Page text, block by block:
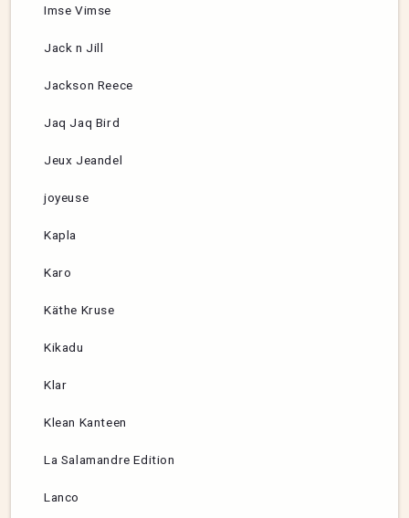
Imse Vimse
Jack n Jill
Jackson Reece
Jaq Jaq Bird
Jeux Jeandel
joyeuse
Kapla
Karo
Käthe Kruse
Kikadu
Klar
Klean Kanteen
La Salamandre Edition
Lanco